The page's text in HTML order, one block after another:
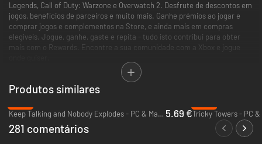
Legends, Call of Duty: Warzone e Overwatch 2. Desfrute de descontos em
jogos, benefícios de parceiros e muito mais. Ganhe prémios ao jogar e
comprar jogos e complementos na Store, e ainda mais em compras
elegíveis. Jogue, ganhe, gaste e repita - tudo isto contribui para obter
mais com o Rewards. Encontre a sua comunidade com a Xbox e jogue
Inicie sessão para ver as suas ofertas disponíveis. As ofertas
promocionais podem não ser válidas para todos os membros e só estão
a subscrição continua a ser cobrada ao preço normal e no período
especificado, a menos que seja cancelada na conta Microsoft. Receberá
uma notificação antes de qualquer alteração de preços. No Japão, o
Produtos similares
Keep Talking and Nobody Explodes - PC & Mac (Steam) 5.69 €Tricky Towers - PC
281 comentários